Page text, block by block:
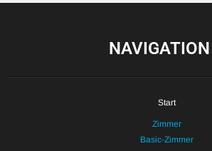
NAVIGATION
Start
Zimmer
Basic-Zimmer